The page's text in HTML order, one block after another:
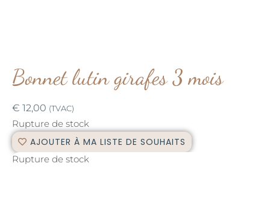
Bonnet lutin girafes 3 mois
€ 12,00 (TVAC)
Rupture de stock
AJOUTER À MA LISTE DE SOUHAITS
Rupture de stock